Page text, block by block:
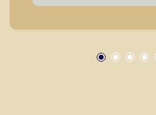
para aquecimento; - 4 vagas
fotovoltaica. A Piramid tem como objetivo
segurança, em locação,